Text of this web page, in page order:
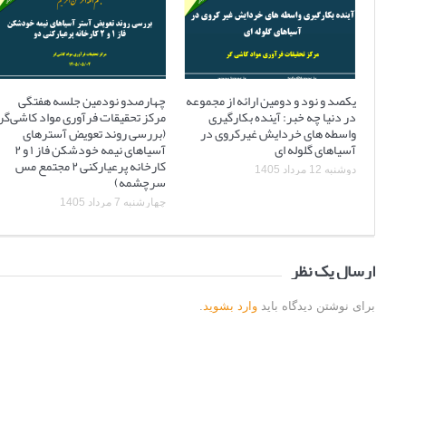
یکصد و نود و دومین ارائه از مجموعه
در دنیا چه خبر: آینده بکارگیری
واسطه های خردایش غیرکروی در
آسیاهای گلوله ای
دوشنبه 12 مرداد 1405
چهارصدو نودمین جلسه هفتگی
مرکز تحقیقات فرآوری مواد کاشی‌گر
(بررسی روند تعویض آسترهای
آسیاهای نیمه خودشکن فاز ۱ و ۲
کارخانه پرعیارکنی ۲ مجتمع مس
سرچشمه)
چهارشنبه 7 مرداد 1405
ارسال یک نظر
برای نوشتن دیدگاه بایدوارد بشوید